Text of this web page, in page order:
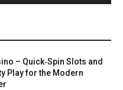
– Quick‑Spin Slots and
Play for the Modern